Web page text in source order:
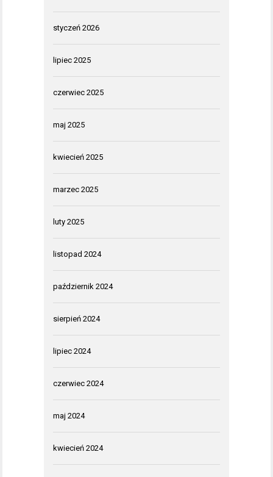
styczeń 2026
lipiec 2025
czerwiec 2025
maj 2025
kwiecień 2025
marzec 2025
luty 2025
listopad 2024
październik 2024
sierpień 2024
lipiec 2024
czerwiec 2024
maj 2024
kwiecień 2024